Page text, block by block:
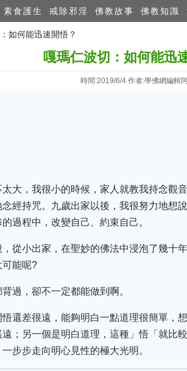
素食護生 戒除邪淫 佛教故事 佛教知識
如何能迅速開悟？
嘎瑪仁波切：如何能迅
時間:2019/6/4 作者:學佛網編輯
大，我很小的時候，家人就教我持念觀
經持咒。九歲出家以後，我很努力地想
過程中，改變自己、約束自己。
從小出家，在聖妙的佛法中浸泡了幾十
可能呢?
過，卻不一定都能做到啊。
還差很遠，能夠明白一點道理很簡單，
；另一個是明白道理，這種」悟「就比
步步走向明心見性的極大光明。